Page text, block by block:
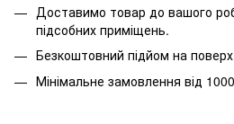
Доставимо товар до вашого
підсобних приміщень.
Безкоштовний підйом на
Мінімальне замовлення від